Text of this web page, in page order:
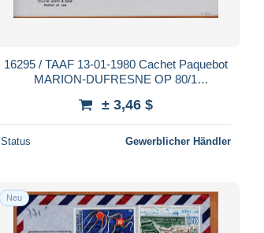
16295 / TAAF 13-01-1980 Cachet Paquebot
MARION-DUFRESNE OP 80/1
± 3,46 $
Status Gewerblicher Händler
Neu